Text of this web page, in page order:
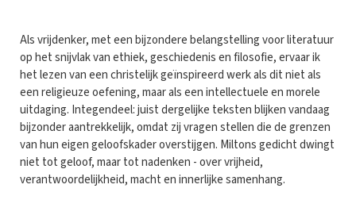
Als vrijdenker, met een bijzondere belangstelling voor literatuur
op het snijvlak van ethiek, geschiedenis en filosofie, ervaar ik
het lezen van een christelijk geïnspireerd werk als dit niet als
een religieuze oefening, maar als een intellectuele en morele
uitdaging. Integendeel: juist dergelijke teksten blijken vandaag
bijzonder aantrekkelijk, omdat zij vragen stellen die de grenzen
van hun eigen geloofskader overstijgen. Miltons gedicht dwingt
niet tot geloof, maar tot nadenken - over vrijheid,
verantwoordelijkheid, macht en innerlijke samenhang.